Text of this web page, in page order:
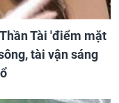
Tài 'điểm mặt
tài vận sáng